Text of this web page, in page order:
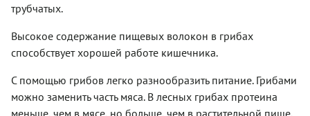
трубчатых.
Высокое содержание пищевых волокон в грибах
способствует хорошей работе кишечника.
С помощью грибов легко разнообразить питание. Грибами
можно заменить часть мяса. В лесных грибах протеина
меньше, чем в мясе, но больше, чем в растительной пище.